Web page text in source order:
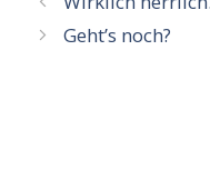
Geht’s noch?